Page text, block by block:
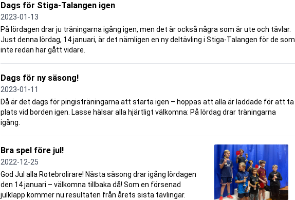
Dags för Stiga-Talangen igen
2023-01-13
På lördagen drar ju träningarna igång igen, men det är också några som är ute och tävlar.
Just denna lördag, 14 januari, är det nämligen en ny deltävling i Stiga-Talangen för de som
inte redan har gått vidare.
Dags för ny säsong!
2023-01-11
Då är det dags för pingisträningarna att starta igen – hoppas att alla är laddade för att ta
plats vid borden igen. Lasse hälsar alla hjärtligt välkomna: På lördag drar träningarna
igång.
Bra spel före jul!
2022-12-25
God Jul alla Rotebrolirare! Nästa säsong drar igång lördagen
den 14 januari – välkomna tillbaka då! Som en försenad
julklapp kommer nu resultaten från årets sista tävlingar.